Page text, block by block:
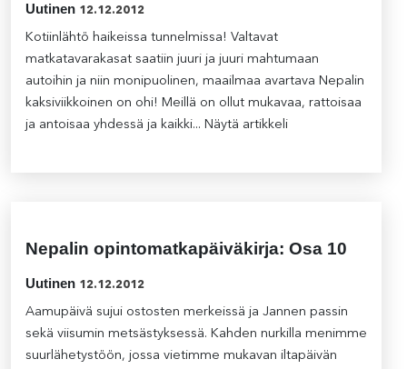
Uutinen 12.12.2012
Kotiinlähtö haikeissa tunnelmissa! Valtavat
matkatavarakasat saatiin juuri ja juuri mahtumaan
autoihin ja niin monipuolinen, maailmaa avartava Nepalin
kaksiviikkoinen on ohi! Meillä on ollut mukavaa, rattoisaa
ja antoisaa yhdessä ja kaikki... Näytä artikkeli
Nepalin opintomatkapäiväkirja: Osa 10
Uutinen 12.12.2012
Aamupäivä sujui ostosten merkeissä ja Jannen passin
sekä viisumin metsästyksessä. Kahden nurkilla menimme
suurlähetystöön, jossa vietimme mukavan iltapäivän